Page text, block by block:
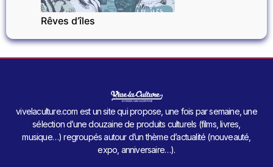
Rêves d’îles
vivelaculture.com est un site qui propose, une fois par semaine, une
sélection d’une douzaine de produits culturels (films, livres,
musique…) regroupés autour d’un thème d’actualité (nouveauté,
expo, anniversaire…).